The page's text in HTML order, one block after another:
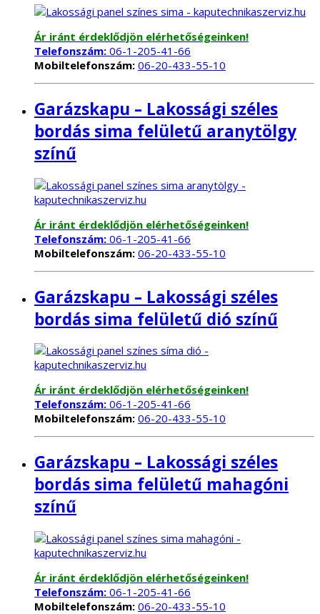
Ár iránt érdeklődjön elérhetőségeinken!
Telefonszám: 06-1-205-41-66
Mobiltelefonszám: 06-20-433-55-10
Garázskapu – Lakossági széles
bordás sima felületű aranytölgy
színű
Ár iránt érdeklődjön elérhetőségeinken!
Telefonszám: 06-1-205-41-66
Mobiltelefonszám: 06-20-433-55-10
Garázskapu – Lakossági széles
bordás sima felületű dió színű
Ár iránt érdeklődjön elérhetőségeinken!
Telefonszám: 06-1-205-41-66
Mobiltelefonszám: 06-20-433-55-10
Garázskapu – Lakossági széles
bordás sima felületű mahagóni
színű
Ár iránt érdeklődjön elérhetőségeinken!
Telefonszám: 06-1-205-41-66
Mobiltelefonszám: 06-20-433-55-10